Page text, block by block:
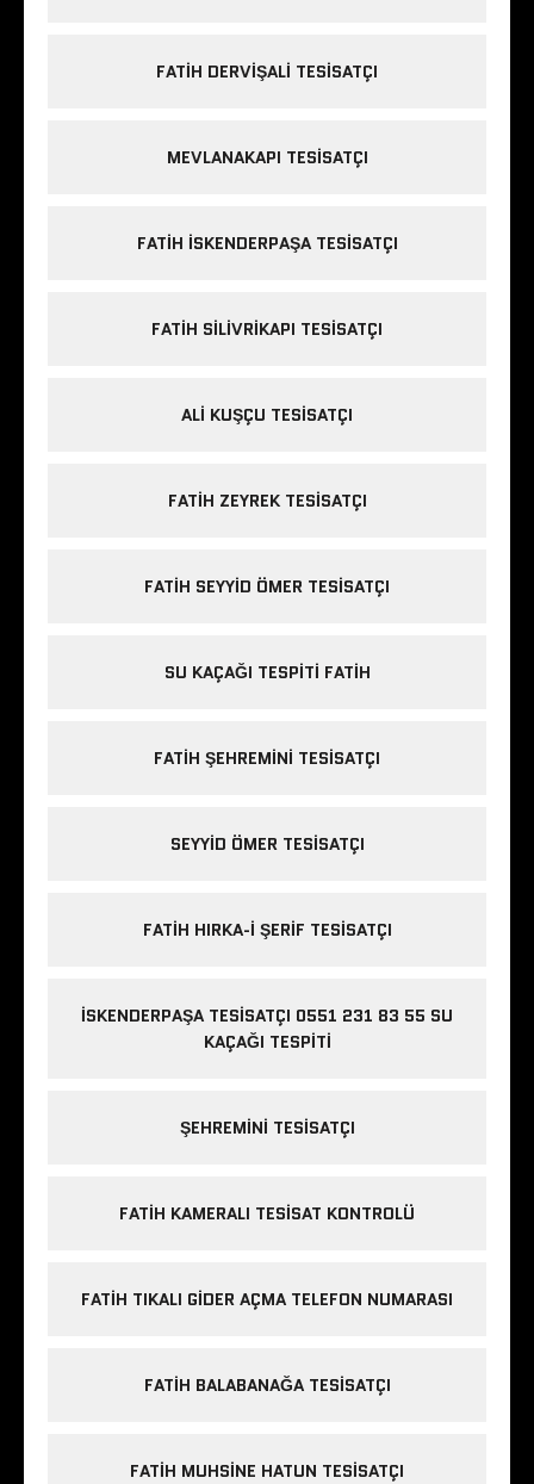
FATIH DERVIŞALI TESISATÇI
MEVLANAKAPI TESISATÇI
FATIH ISKENDERPAŞA TESISATÇI
FATIH SILIVRIKAPI TESISATÇI
ALI KUŞÇU TESISATÇI
FATIH ZEYREK TESISATÇI
FATIH SEYYID ÖMER TESISATÇI
SU KAÇAĞI TESPITI FATIH
FATIH ŞEHREMINI TESISATÇI
SEYYID ÖMER TESISATÇI
FATIH HIRKA-I ŞERIF TESISATÇI
İSKENDERPAŞA TESISATÇI 0551 231 83 55 SU
KAÇAĞI TESPITI
ŞEHREMINI TESISATÇI
FATIH KAMERALI TESISAT KONTROLÜ
FATIH TIKALI GIDER AÇMA TELEFON NUMARASI
FATIH BALABANAĞA TESISATÇI
FATIH MUHSINE HATUN TESISATÇI